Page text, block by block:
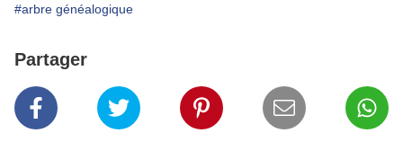
#arbre généalogique
Partager